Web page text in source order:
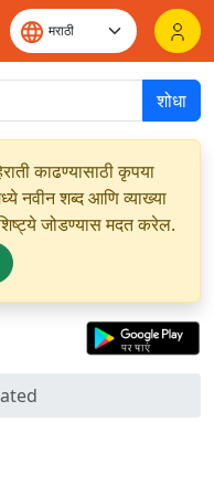
शोधा
काढण्यासाठी कृपया
नवीन शब्द आणि व्याख्या
जोडण्यास मदत करेल.